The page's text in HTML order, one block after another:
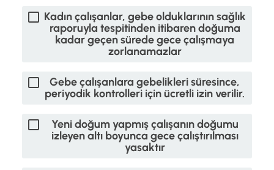
Kadın çalışanlar, gebe olduklarının sağlık
raporuyla tespitinden itibaren doğuma
kadar geçen sürede gece çalışmaya
zorlanamazlar
Gebe çalışanlara gebelikleri süresince,
periyodik kontrolleri için ücretli izin verilir.
Yeni doğum yapmış çalışanın doğumu
izleyen altı boyunca gece çalıştırılması
yasaktır